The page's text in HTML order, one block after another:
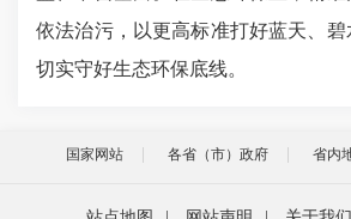
依法治污，以更高标准打好蓝天、碧
切实守好生态环保底线。
国家网站 各省（市）政府 省内